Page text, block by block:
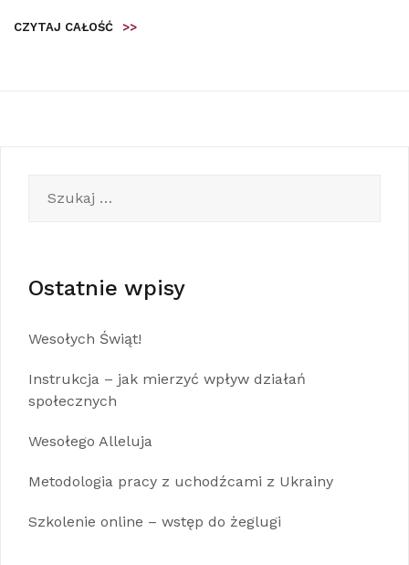
CZYTAJ CAŁOŚĆ >>
Ostatnie wpisy
Wesołych Świąt!
Instrukcja – jak mierzyć wpływ działań
społecznych
Wesołego Alleluja
Metodologia pracy z uchodźcami z Ukrainy
Szkolenie online – wstęp do żeglugi